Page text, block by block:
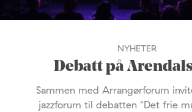
NYHETER
Debatt på
Sammen med Arrangørforum
jazzforum til debatten "Det frie